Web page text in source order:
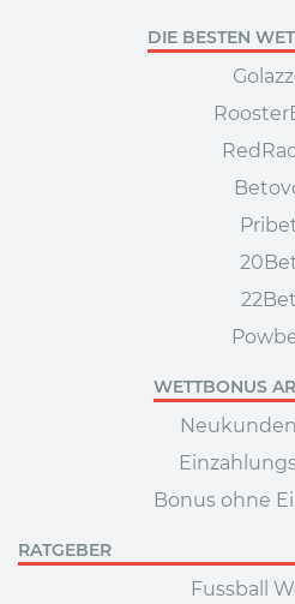
DIE BESTEN
22Bet
WETTBONUS
Bonus ohne
RATGEBER
Fussball